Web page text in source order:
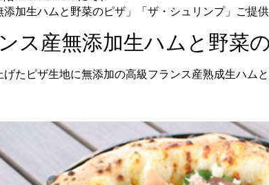
添加生ハムと野菜のピザ」「ザ・シュリンプ」ご提供
ス産無添加生ハムと野菜
げたピザ生地に無添加の高級フランス産熟成生ハム